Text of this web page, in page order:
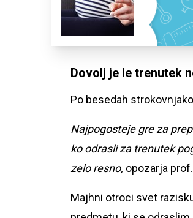
Dovolj je le trenutek
Po besedah
Najpogosteje gre za
ko odrasli za trenutek
zelo resno, opozarja
Majhni otroci svet